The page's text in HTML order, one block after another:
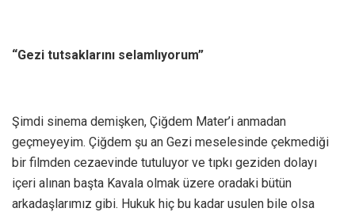
“Gezi tutsaklarını selamlıyorum”
Şimdi sinema demişken, Çiğdem Mater’i anmadan
geçmeyeyim. Çiğdem şu an Gezi meselesinde çekmediği
bir filmden cezaevinde tutuluyor ve tıpkı geziden dolayı
içeri alınan başta Kavala olmak üzere oradaki bütün
arkadaşlarımız gibi. Hukuk hiç bu kadar usulen bile olsa